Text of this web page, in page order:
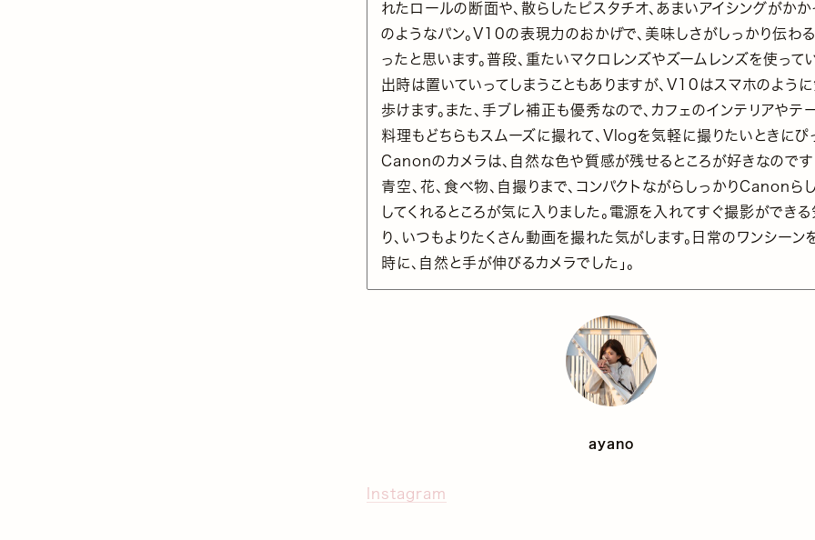
れたロールの断面や、散らしたピスタチオ、あまいアイシングがか
のようなパン。V10の表現力のおかげで、美味しさがしっかり伝わ
ったと思います。普段、重たいマクロレンズやズームレンズを使って
出時は置いていってしまうこともありますが、V10はスマホのよう
歩けます。また、手ブレ補正も優秀なので、カフェのインテリアやテ
料理もどちらもスムーズに撮れて、Vlogを気軽に撮りたいときにぴ
Canonのカメラは、自然な色や質感が残せるところが好きなので
青空、花、食べ物、自撮りまで、コンパクトながらしっかりCanonら
してくれるところが気に入りました。電源を入れてすぐ撮影ができ
り、いつもよりたくさん動画を撮れた気がします。日常のワンシーン
時に、自然と手が伸びるカメラでした」。
ayano
Instagram